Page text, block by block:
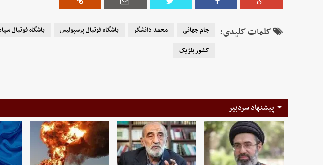
کلمات کلیدی: جام جهانی محمد دانشگر باشگاه فوتبال پرسپولیس
باشگاه فوتبال
کشور بلژیک
پیشنهاد سردبیر